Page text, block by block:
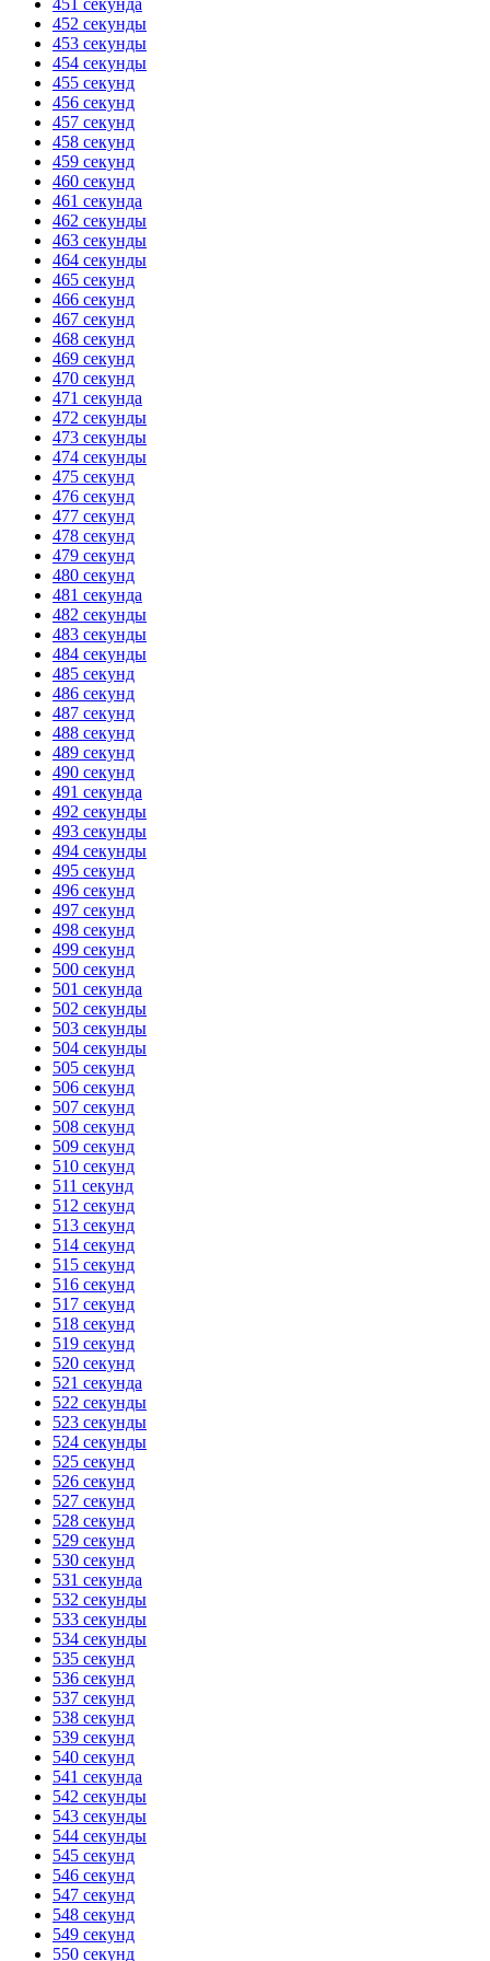
451 секунда
452 секунды
453 секунды
454 секунды
455 секунд
456 секунд
457 секунд
458 секунд
459 секунд
460 секунд
461 секунда
462 секунды
463 секунды
464 секунды
465 секунд
466 секунд
467 секунд
468 секунд
469 секунд
470 секунд
471 секунда
472 секунды
473 секунды
474 секунды
475 секунд
476 секунд
477 секунд
478 секунд
479 секунд
480 секунд
481 секунда
482 секунды
483 секунды
484 секунды
485 секунд
486 секунд
487 секунд
488 секунд
489 секунд
490 секунд
491 секунда
492 секунды
493 секунды
494 секунды
495 секунд
496 секунд
497 секунд
498 секунд
499 секунд
500 секунд
501 секунда
502 секунды
503 секунды
504 секунды
505 секунд
506 секунд
507 секунд
508 секунд
509 секунд
510 секунд
511 секунд
512 секунд
513 секунд
514 секунд
515 секунд
516 секунд
517 секунд
518 секунд
519 секунд
520 секунд
521 секунда
522 секунды
523 секунды
524 секунды
525 секунд
526 секунд
527 секунд
528 секунд
529 секунд
530 секунд
531 секунда
532 секунды
533 секунды
534 секунды
535 секунд
536 секунд
537 секунд
538 секунд
539 секунд
540 секунд
541 секунда
542 секунды
543 секунды
544 секунды
545 секунд
546 секунд
547 секунд
548 секунд
549 секунд
550 секунд